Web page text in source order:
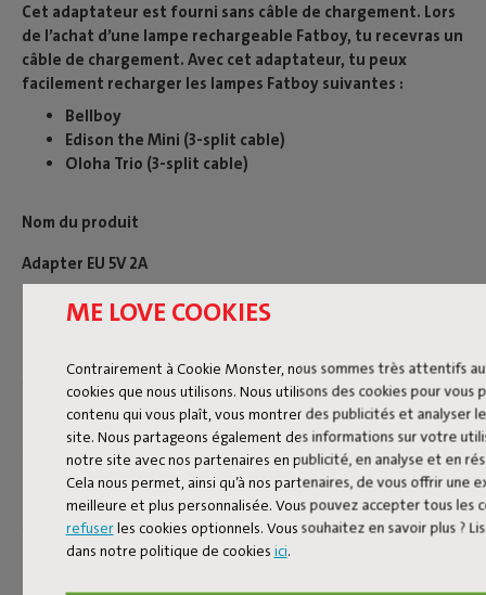
ME LOVE COOKIES
Contrairement à Cookie Monster, nous sommes très attentifs
cookies que nous utilisons. Nous utilisons des cookies pour vous
contenu qui vous plaît, vous montrer des publicités et analyser
site. Nous partageons également des informations sur votre
notre site avec nos partenaires en publicité, en analyse et en
Cela nous permet, ainsi qu’à nos partenaires, de vous offrir une
meilleure et plus personnalisée. Vous pouvez accepter tous les
refuserles cookies optionnels. Vous souhaitez en savoir plus ?
dans notre politique de cookies ici.
Cet adaptateur est fourni sans câble de chargement. Lors
de l’achat d’une lampe rechargeable Fatboy, tu recevras un
câble de chargement. Avec cet adaptateur, tu peux
facilement recharger les lampes Fatboy suivantes :
Bellboy
Edison the Mini (3-split cable)
Oloha Trio (3-split cable)
Nom du produit
Adapter EU 5V 2A
Informations sur la durabilité
Reviews: 4.1 / 5 (9 reviews)